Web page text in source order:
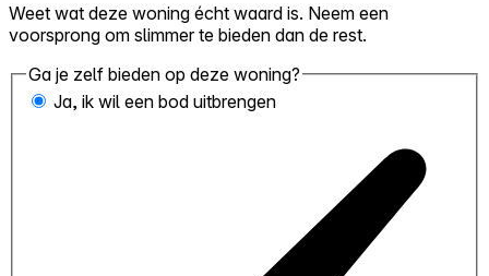
Weet wat deze woning écht waard is. Neem een
voorsprong om slimmer te bieden dan de rest.
Ga je zelf bieden op deze woning?
Ja, ik wil een bod uitbrengen